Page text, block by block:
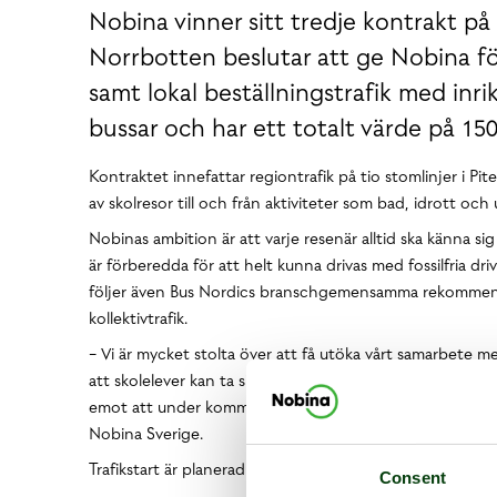
Consent
Nobina vinner sitt tredje kontrakt
Norrbotten beslutar att ge Nobina
samt lokal beställningstrafik med
bussar och har ett totalt värde på
Kontraktet innefattar regiontrafik på tio stomlinjer i
av skolresor till och från aktiviteter som bad, idrott och
Nobinas ambition är att varje resenär alltid ska känna
är förberedda för att helt kunna drivas med fossilfria
följer även Bus Nordics branschgemensamma
kollektivtrafik.
− Vi är mycket stolta över att få utöka vårt samarbete
att skolelever kan ta sig till och från studier och
emot att under kommande tio år få möjlighet att
Nobina Sverige.
Trafikstart är planerad till juni 2021.